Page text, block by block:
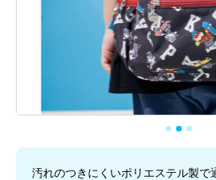
汚れのつきにくいポリエステル製で